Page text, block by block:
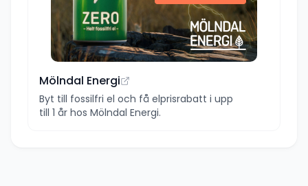
Mölndal Energi
Byt till fossilfri el och få elprisrabatt i upp
till 1 år hos Mölndal Energi.